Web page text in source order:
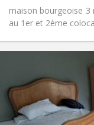
maison bourgeoise 3
au 1er et 2ème